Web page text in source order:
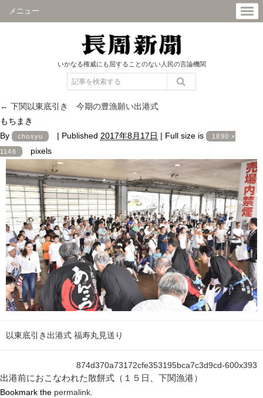
メニュー
いかなる権威にも屈することのない人民の言論機関
← 下関以東底引き 今期の豊漁願い出港式
もちまき
By
chosyu | Published 2017年8月17日 | Full size is 1890 ×
1146 pixels
以東底引き出港式 福寿丸見送り
874d370a73172cfe353195bca7c3d9cd-600x393
出港前におこなわれた散餅式（１５日、下関漁港）
Bookmark the permalink.